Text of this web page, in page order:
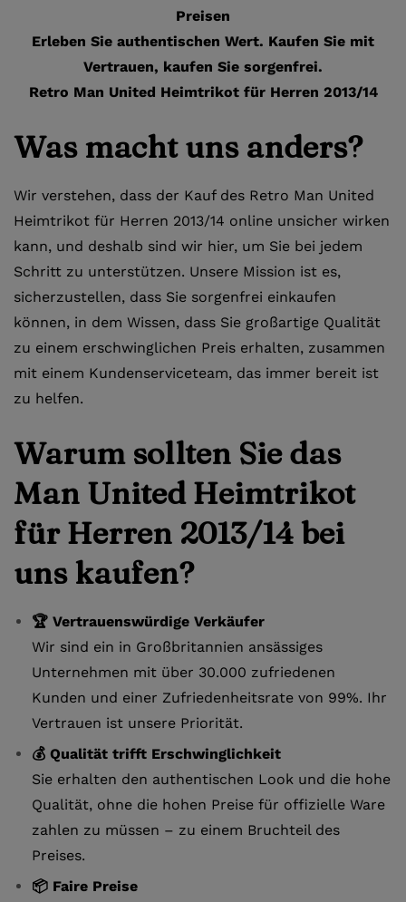
Preisen
Erleben Sie authentischen Wert. Kaufen Sie mit
Vertrauen, kaufen Sie sorgenfrei.
Retro Man United Heimtrikot für Herren 2013/14
Was macht uns anders?
Wir verstehen, dass der Kauf des Retro Man United
Heimtrikot für Herren 2013/14 online unsicher wirken
kann, und deshalb sind wir hier, um Sie bei jedem
Schritt zu unterstützen. Unsere Mission ist es,
sicherzustellen, dass Sie sorgenfrei einkaufen
können, in dem Wissen, dass Sie großartige Qualität
zu einem erschwinglichen Preis erhalten, zusammen
mit einem Kundenserviceteam, das immer bereit ist
zu helfen.
Warum sollten Sie das
Man United Heimtrikot
für Herren 2013/14 bei
uns kaufen?
🏆 Vertrauenswürdige Verkäufer
Wir sind ein in Großbritannien ansässiges
Unternehmen mit über 30.000 zufriedenen
Kunden und einer Zufriedenheitsrate von 99%. Ihr
Vertrauen ist unsere Priorität.
💰 Qualität trifft Erschwinglichkeit
Sie erhalten den authentischen Look und die hohe
Qualität, ohne die hohen Preise für offizielle Ware
zahlen zu müssen – zu einem Bruchteil des
Preises.
📦 Faire Preise